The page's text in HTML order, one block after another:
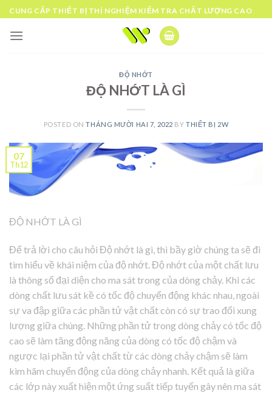
Skip
to
content
CUNG CẤP THIẾT BỊ THÍ NGHIỆM KIỂM TRA CHẤT LƯỢNG CAO
ĐỘ NHỚT
ĐỘ NHỚT LÀ GÌ
POSTED ONTHÁNG MƯỜI HAI 7, 2022 BY THIẾT BỊ 2W
07
Th12
ĐỘ NHỚT LÀ GÌ
Để trả lời cho câu hỏi Độ nhớt là gì, thì bầy giờ chúng ta sẽ đi
tìm hiểu về khái niệm của độ nhớt. Độ nhớt của một chất lưu
là thông số đại diện cho ma sát trong của dòng chảy. Khi các
dòng chất lưu sát kề có tốc độ chuyển động khác nhau, ngoài
sự va đập giữa các phần tử vật chất còn có sự trao đổi xung
lượng giữa chúng. Những phần tử trong dòng chảy có tốc độ
cao sẽ làm tăng động năng của dòng có tốc độ chậm và
ngược lại phần tử vật chất từ các dòng chảy chậm sẽ làm
kìm hãm chuyển động của dòng chảy nhanh. Kết quả là giữa
các lớp này xuất hiện một ứng suất tiếp tuyến gây nên ma sát